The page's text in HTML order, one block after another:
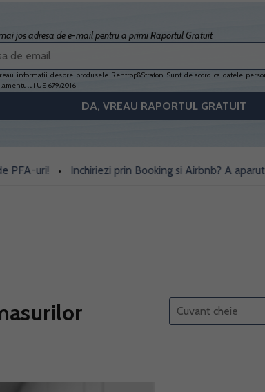
jos adresa de e-mail pentru a primi Raportul Gratuit
informatii despre produsele Rentrop&Straton. Sunt de acord ca datele
UE 679/2016
• Inchiriezi prin Booking si Airbnb? A aparut